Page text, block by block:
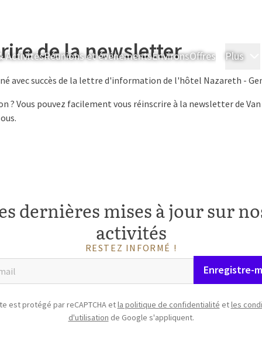
ActivitésRéunions et événementsEnvironsOffres Plus
de la newsletter
avec succès de la lettre d'information de l'hôtel Nazareth -
Vous pouvez facilement vous réinscrire à la newsletter de
dernières mises à jour sur
activités
RESTEZ INFORMÉ !
Enregistre-
est protégé par reCAPTCHA etla politique de confidentialité etles
d'utilisation de Google s'appliquent.